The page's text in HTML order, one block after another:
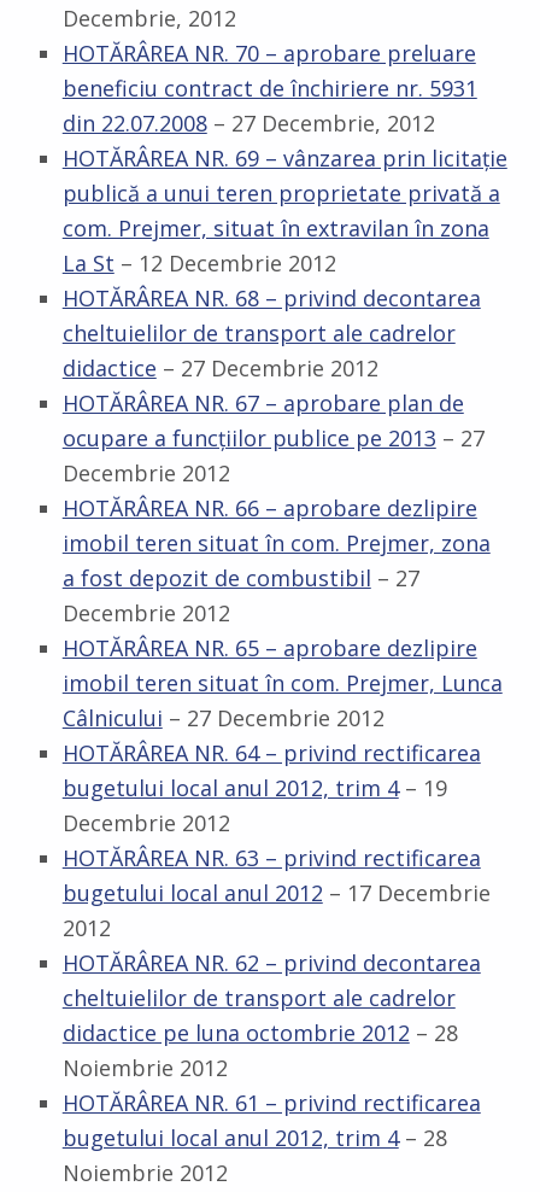
Decembrie, 2012
HOTĂRÂREA NR. 70 – aprobare preluare
beneficiu contract de închiriere nr. 5931
din 22.07.2008– 27 Decembrie, 2012
HOTĂRÂREA NR. 69 – vânzarea prin licitaţie
publică a unui teren proprietate privată a
com. Prejmer, situat în extravilan în zona
La St – 12 Decembrie 2012
HOTĂRÂREA NR. 68 – privind decontarea
cheltuielilor de transport ale cadrelor
didactice – 27 Decembrie 2012
HOTĂRÂREA NR. 67 – aprobare plan de
ocupare a funcţiilor publice pe 2013 – 27
Decembrie 2012
HOTĂRÂREA NR. 66 – aprobare dezlipire
imobil teren situat în com. Prejmer, zona
a fost depozit de combustibil – 27
Decembrie 2012
HOTĂRÂREA NR. 65 – aprobare dezlipire
imobil teren situat în com. Prejmer, Lunca
Câlnicului – 27 Decembrie 2012
HOTĂRÂREA NR. 64 – privind rectificarea
bugetului local anul 2012, trim 4– 19
Decembrie 2012
HOTĂRÂREA NR. 63 – privind rectificarea
bugetului local anul 2012 – 17 Decembrie
2012
HOTĂRÂREA NR. 62 – privind decontarea
cheltuielilor de transport ale cadrelor
didactice pe luna octombrie 2012 – 28
Noiembrie 2012
HOTĂRÂREA NR. 61 – privind rectificarea
bugetului local anul 2012, trim 4– 28
Noiembrie 2012